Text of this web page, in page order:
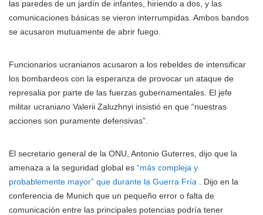
las paredes de un jardín de infantes, hiriendo a dos, y las
comunicaciones básicas se vieron interrumpidas. Ambos bandos
se acusaron mutuamente de abrir fuego.
Funcionarios ucranianos acusaron a los rebeldes de intensificar
los bombardeos con la esperanza de provocar un ataque de
represalia por parte de las fuerzas gubernamentales. El jefe
militar ucraniano Valerii Zaluzhnyi insistió en que “nuestras
acciones son puramente defensivas”.
El secretario general de la ONU, Antonio Guterres, dijo que la
amenaza a la seguridad global es “más compleja y
probablemente mayor” que durante la Guerra Fría . Dijo en la
conferencia de Munich que un pequeño error o falta de
comunicación entre las principales potencias podría tener